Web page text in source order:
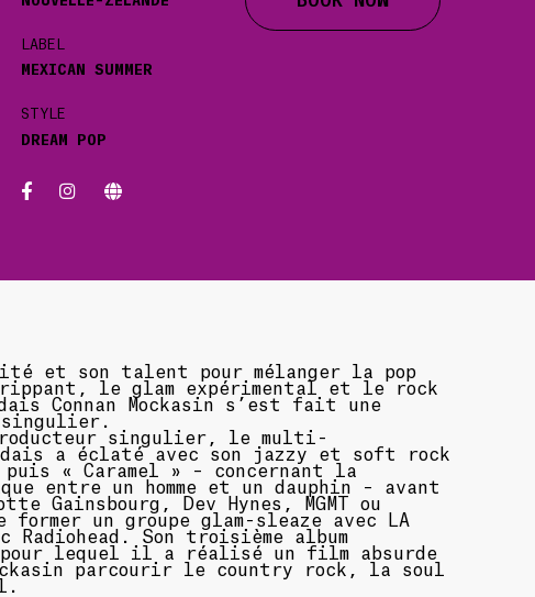
LABEL
MEXICAN SUMMER
STYLE
DREAM POP
et son talent pour mélanger la pop
le glam expérimental et le rock
Connan Mockasin s’est fait une
singulier, le multi-
a éclaté avec son jazzy et soft rock
« Caramel » – concernant la
entre un homme et un dauphin – avant
Gainsbourg, Dev Hynes, MGMT ou
un groupe glam-sleaze avec LA
Son troisième album
lequel il a réalisé un film absurde
parcourir le country rock, la soul